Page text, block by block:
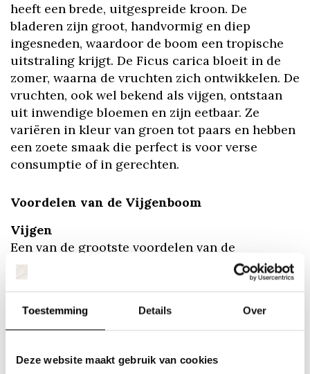
Toestemming Details Over
Deze website maakt gebruik van cookies
heeft een brede, uitgespreide kroon. De
bladeren zijn groot, handvormig en diep
ingesneden, waardoor de boom een tropische
uitstraling krijgt. De Ficus carica bloeit in de
zomer, waarna de vruchten zich ontwikkelen. De
vruchten, ook wel bekend als vijgen, ontstaan
uit inwendige bloemen en zijn eetbaar. Ze
variëren in kleur van groen tot paars en hebben
een zoete smaak die perfect is voor verse
consumptie of in gerechten.
Voordelen van de Vijgenboom
Vijgen
Een van de grootste voordelen van de
vijgenboom is natuurlijk de heerlijke vruchten,
die ook in Nederland te oogsten zijn. Vijgen zijn
antioxidanten. Ze kunnen vers worden gegeten,
gedroogd, of gebruikt in verschillende culinaire